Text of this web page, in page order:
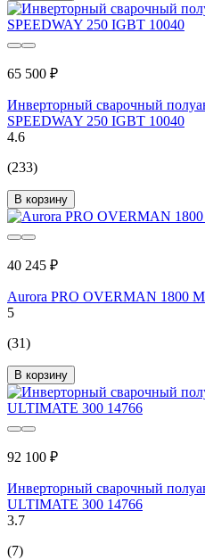
65 500 ₽
Инверторный сварочный
SPEEDWAY 250 IGBT 10040
4.6
(233)
В корзину
40 245 ₽
Aurora PRO OVERMAN 1800
5
(31)
В корзину
92 100 ₽
Инверторный сварочный
ULTIMATE 300 14766
3.7
(7)